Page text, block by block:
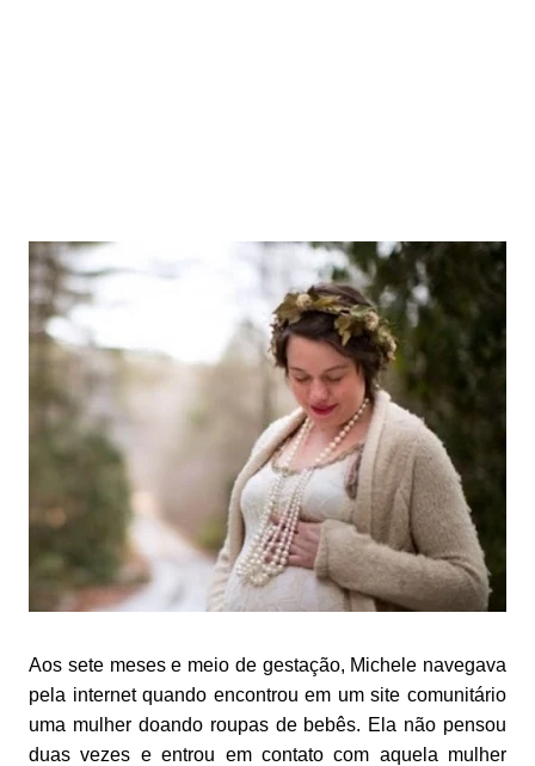
Aos sete meses e meio de gestação, Michele navegava
pela internet quando encontrou em um site comunitário
uma mulher doando roupas de bebês. Ela não pensou
duas vezes e entrou em contato com aquela mulher